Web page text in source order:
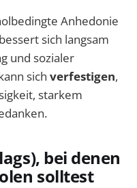
Anhedonie
sich langsam
und sozialer
sich verfestigen,
starkem
bei denen
solltest